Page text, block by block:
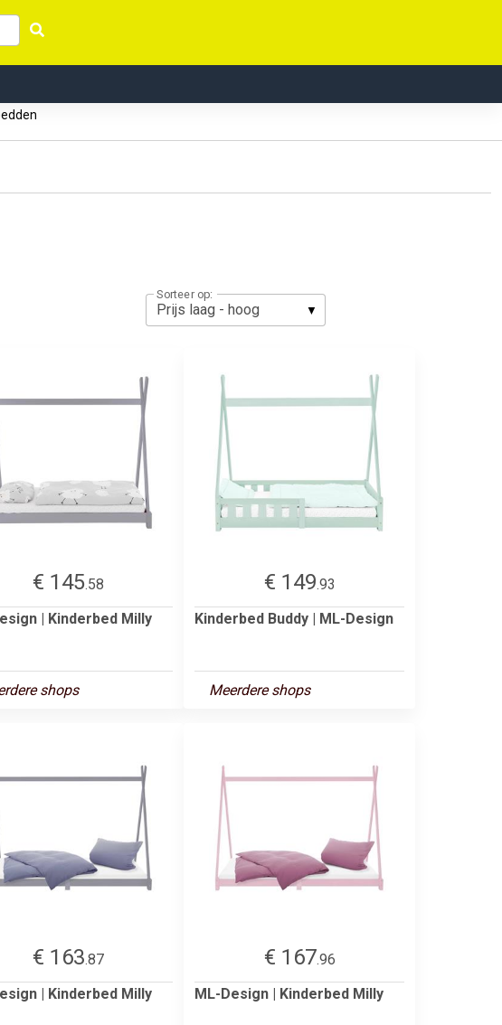
Sorteer op:
€ 145.58
| Kinderbed Milly
shops
€ 149.93
Kinderbed Buddy | ML-Design
Meerdere shops
€ 163.87
| Kinderbed Milly
€ 167.96
ML-Design | Kinderbed Milly